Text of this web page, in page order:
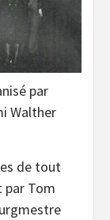
par
Walther
de tout
par Tom